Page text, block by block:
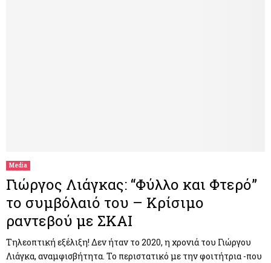
Media
Γιώργος Λιάγκας: “Φύλλο και Φτερό”
το συμβόλαιό του – Κρίσιμο
ραντεβού με ΣΚΑΙ
Τηλεοπτική εξέλιξη! Δεν ήταν το 2020, η χρονιά του Γιώργου
Λιάγκα, αναμφισβήτητα. Το περιστατικό με την φοιτήτρια -που